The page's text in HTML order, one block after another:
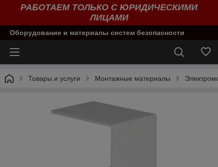
РАБОТАЕМ ТОЛЬКО С ЮРИДИЧЕСКИМИ
ЛИЦАМИ
Оборудование и материалы систем безопасности
Товары и услуги Монтажные материалы